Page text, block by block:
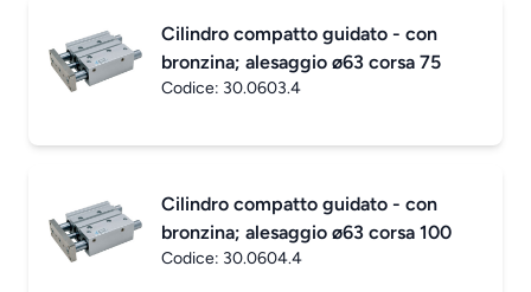
Cilindro compatto guidato - con
bronzina; alesaggio ø63 corsa 75
Codice: 30.0603.4
Cilindro compatto guidato - con
bronzina; alesaggio ø63 corsa 100
Codice: 30.0604.4